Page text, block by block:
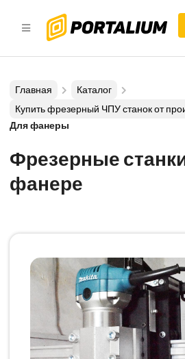
Главная
Каталог
Купить фрезерный ЧПУ станок от
Для фанеры
Фрезерные
фанере